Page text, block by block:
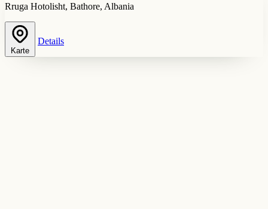
Rruga Hotolisht, Bathore, Albania
Karte
Details